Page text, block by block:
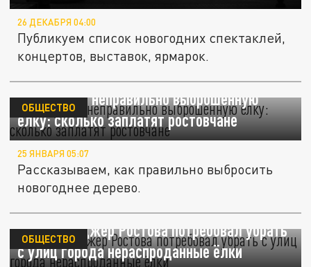
26 ДЕКАБРЯ 04:00
Публикуем список новогодних спектаклей,
концертов, выставок, ярмарок.
Штрафы за неправильно выброшенную
ёлку: сколько заплатят ростовчане
ОБЩЕСТВО
25 ЯНВАРЯ 05:07
Рассказываем, как правильно выбросить
новогоднее дерево.
Сити-менеджер Ростова потребовал убрать
с улиц города нераспроданные ёлки
ОБЩЕСТВО